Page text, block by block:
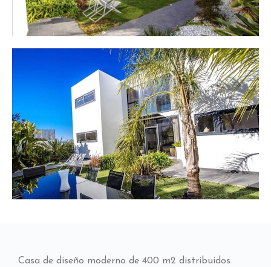
Casa de diseño moderno de 400 m2 distribuidos